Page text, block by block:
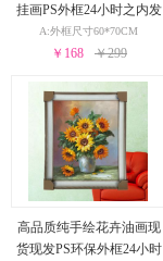
挂画PS外框24小时之内发
货
A:外框尺寸60*70CM
￥168 ￥299
高品质纯手绘花卉油画现
货现发PS环保外框24小时